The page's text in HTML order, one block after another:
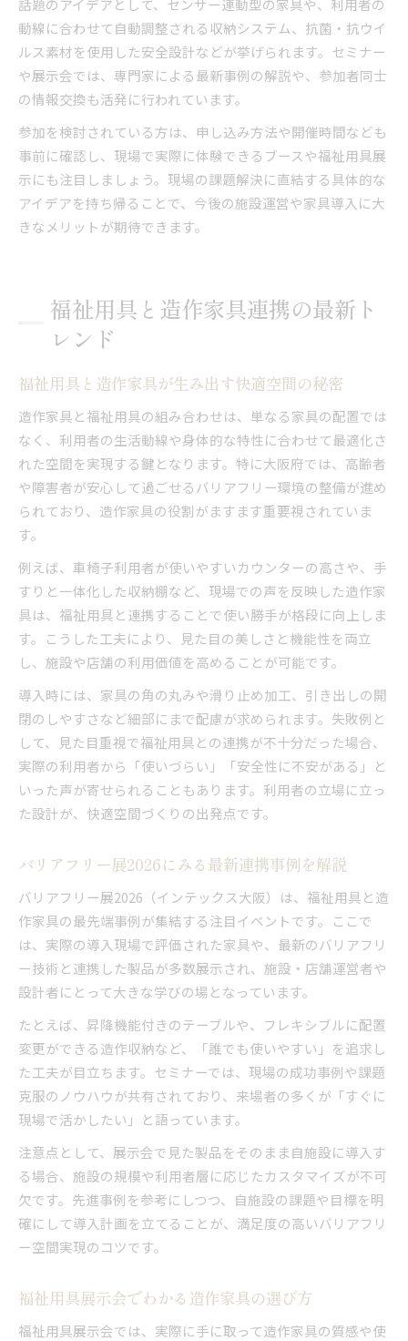
話題のアイデアとして、センサー連動型の家具や、利用者の
動線に合わせて自動調整される収納システム、抗菌・抗ウイ
ルス素材を使用した安全設計などが挙げられます。セミナー
や展示会では、専門家による最新事例の解説や、参加者同士
の情報交換も活発に行われています。
参加を検討されている方は、申し込み方法や開催時間なども
事前に確認し、現場で実際に体験できるブースや福祉用具展
示にも注目しましょう。現場の課題解決に直結する具体的な
アイデアを持ち帰ることで、今後の施設運営や家具導入に大
きなメリットが期待できます。
福祉用具と造作家具連携の最新ト
レンド
福祉用具と造作家具が生み出す快適空間の秘密
造作家具と福祉用具の組み合わせは、単なる家具の配置では
なく、利用者の生活動線や身体的な特性に合わせて最適化さ
れた空間を実現する鍵となります。特に大阪府では、高齢者
や障害者が安心して過ごせるバリアフリー環境の整備が進め
られており、造作家具の役割がますます重要視されていま
す。
例えば、車椅子利用者が使いやすいカウンターの高さや、手
すりと一体化した収納棚など、現場での声を反映した造作家
具は、福祉用具と連携することで使い勝手が格段に向上しま
す。こうした工夫により、見た目の美しさと機能性を両立
し、施設や店舗の利用価値を高めることが可能です。
導入時には、家具の角の丸みや滑り止め加工、引き出しの開
閉のしやすさなど細部にまで配慮が求められます。失敗例と
して、見た目重視で福祉用具との連携が不十分だった場合、
実際の利用者から「使いづらい」「安全性に不安がある」と
いった声が寄せられることもあります。利用者の立場に立っ
た設計が、快適空間づくりの出発点です。
バリアフリー展2026にみる最新連携事例を解説
バリアフリー展2026（インテックス大阪）は、福祉用具と造
作家具の最先端事例が集結する注目イベントです。ここで
は、実際の導入現場で評価された家具や、最新のバリアフリ
ー技術と連携した製品が多数展示され、施設・店舗運営者や
設計者にとって大きな学びの場となっています。
たとえば、昇降機能付きのテーブルや、フレキシブルに配置
変更ができる造作収納など、「誰でも使いやすい」を追求し
た工夫が目立ちます。セミナーでは、現場の成功事例や課題
克服のノウハウが共有されており、来場者の多くが「すぐに
現場で活かしたい」と語っています。
注意点として、展示会で見た製品をそのまま自施設に導入す
る場合、施設の規模や利用者層に応じたカスタマイズが不可
欠です。先進事例を参考にしつつ、自施設の課題や目標を明
確にして導入計画を立てることが、満足度の高いバリアフリ
ー空間実現のコツです。
福祉用具展示会でわかる造作家具の選び方
福祉用具展示会では、実際に手に取って造作家具の質感や使